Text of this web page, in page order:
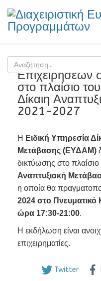
Εκδήλωση
Επιχειρήσεων
στο πλαίσιο
Δίκαιη
2021-2027
Η Ειδική Υπηρεσία
Μετάβασης (ΕΥΔΑΜ)
δικτύωσης στο
Αναπτυξιακή
η οποία θα
2024 στο
ώρα 17:30-21:00.
Η εκδήλωση είναι
επιχειρηματίες.
Twitter